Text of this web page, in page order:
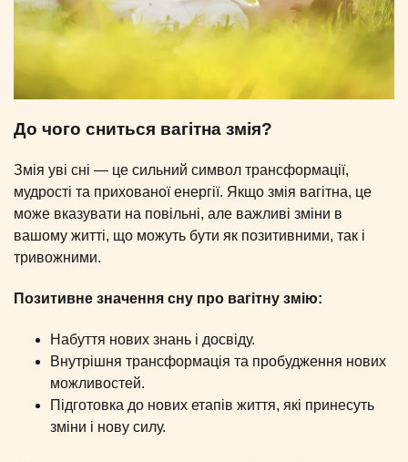
До чого сниться вагітна змія?
Змія уві сні — це сильний символ трансформації,
мудрості та прихованої енергії. Якщо змія вагітна, це
може вказувати на повільні, але важливі зміни в
вашому житті, що можуть бути як позитивними, так і
тривожними.
Позитивне значення сну про вагітну змію:
Набуття нових знань і досвіду.
Внутрішня трансформація та пробудження нових
можливостей.
Підготовка до нових етапів життя, які принесуть
зміни і нову силу.